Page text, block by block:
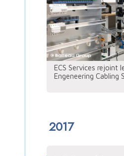
ECS Services rejoint
Engeneering Cabling
2017